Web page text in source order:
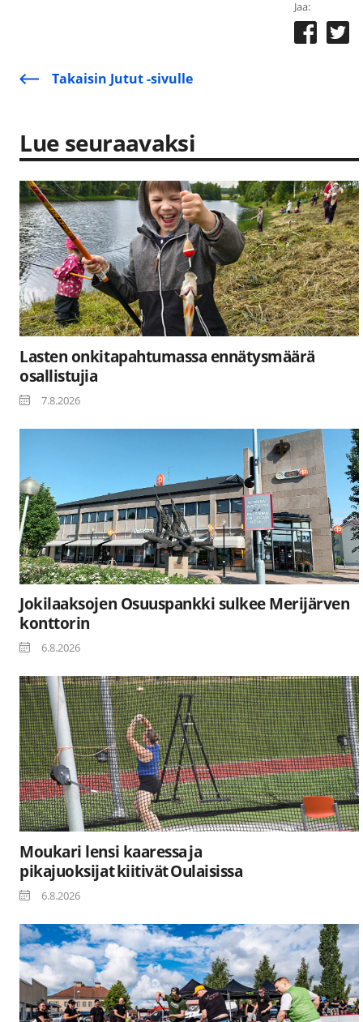
Jaa:
Takaisin Jutut -sivulle
Lue seuraavaksi
Lasten onkitapahtumassa ennätysmäärä
osallistujia
7.8.2026
Jokilaaksojen Osuuspankki sulkee Merijärven
konttorin
6.8.2026
Moukari lensi kaaressa ja
pikajuoksijat kiitivät Oulaisissa
6.8.2026